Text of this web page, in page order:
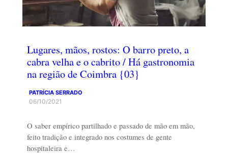
Lugares, mãos, rostos: O barro preto, a
cabra velha e o cabrito / Há gastronomia
na região de Coimbra {03}
PATRÍCIA SERRADO
06/10/2021
O saber empírico partilhado e passado de mão em mão,
feito tradição e integrado nos costumes de gente
hospitaleira e…